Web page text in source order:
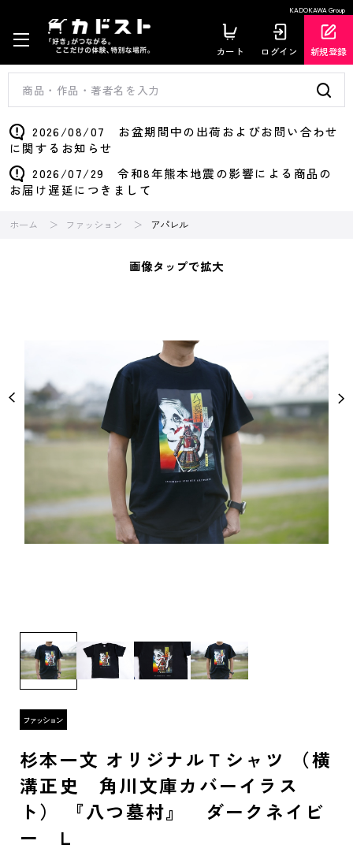
KADOKAWA Group
カート ログイン 新規登録
2026/08/07 お盆期間中の出荷およびお問い合わせ
に関するお知らせ
2026/07/29 令和8年熊本地震の影響による商品の
お届け遅延につきまして
ホーム ファッション アパレル
画像タップで拡大
杉本一文 オリジナルＴシャツ （横
溝正史 角川文庫カバーイラス
ト） 『八つ墓村』 ダークネイビ
ー L